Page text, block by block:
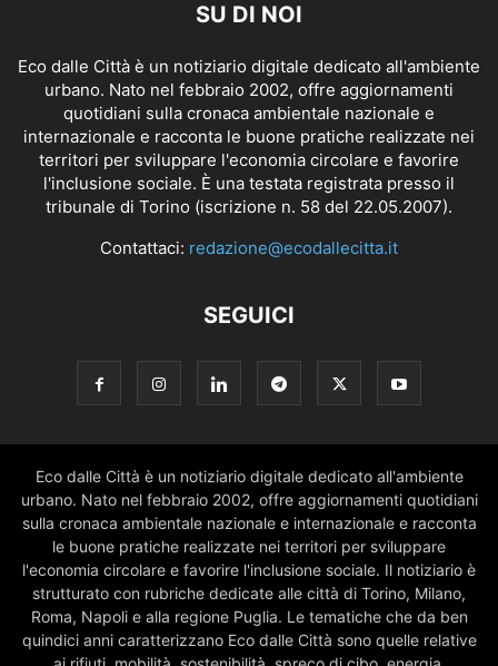
SU DI NOI
Eco dalle Città è un notiziario digitale dedicato all'ambiente
urbano. Nato nel febbraio 2002, offre aggiornamenti
quotidiani sulla cronaca ambientale nazionale e
internazionale e racconta le buone pratiche realizzate nei
territori per sviluppare l'economia circolare e favorire
l'inclusione sociale. È una testata registrata presso il
tribunale di Torino (iscrizione n. 58 del 22.05.2007).
Contattaci: redazione@ecodallecitta.it
SEGUICI
Eco dalle Città è un notiziario digitale dedicato all'ambiente
urbano. Nato nel febbraio 2002, offre aggiornamenti quotidiani
sulla cronaca ambientale nazionale e internazionale e racconta
le buone pratiche realizzate nei territori per sviluppare
l'economia circolare e favorire l'inclusione sociale. Il notiziario è
strutturato con rubriche dedicate alle città di Torino, Milano,
Roma, Napoli e alla regione Puglia. Le tematiche che da ben
quindici anni caratterizzano Eco dalle Città sono quelle relative